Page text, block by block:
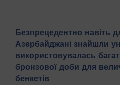
Безпрецедентно навіть
Азербайджані знайшли
використовувалась
бронзової доби для
бенкетів